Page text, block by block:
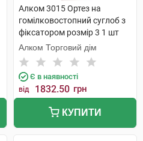
Алком 3015 Ортез на
гомілковостопний суглоб з
фіксатором розмір 3 1 шт
Алком Торговий дім
Є в наявності
від 1832.50 грн
КУПИТИ